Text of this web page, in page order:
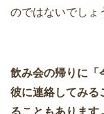
のではないでしょ
飲み会の帰りに「
彼に連絡してみる
ることもあります